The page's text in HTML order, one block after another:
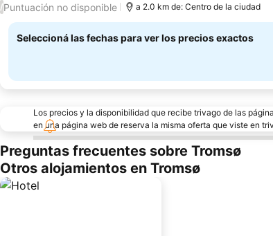
/Puntuación no disponible a 2.0 km de: Centro de la ciudad
Seleccioná las fechas para ver los precios exactos
Los precios y la disponibilidad que recibe trivago de las
en una página web de reserva la misma oferta que viste en
Preguntas frecuentes sobre Tromsø
Otros alojamientos en Tromsø